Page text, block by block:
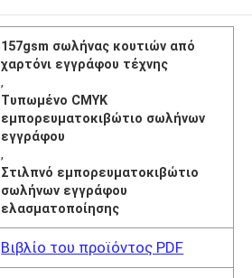
157gsm σωλήνας κουτιών από
χαρτόνι εγγράφου τέχνης
,
Τυπωμένο CMYK
εμπορευματοκιβώτιο σωλήνων
εγγράφου
,
Στιλπνό εμπορευματοκιβώτιο
σωλήνων εγγράφου
ελασματοποίησης
Βιβλίο του προϊόντος PDF